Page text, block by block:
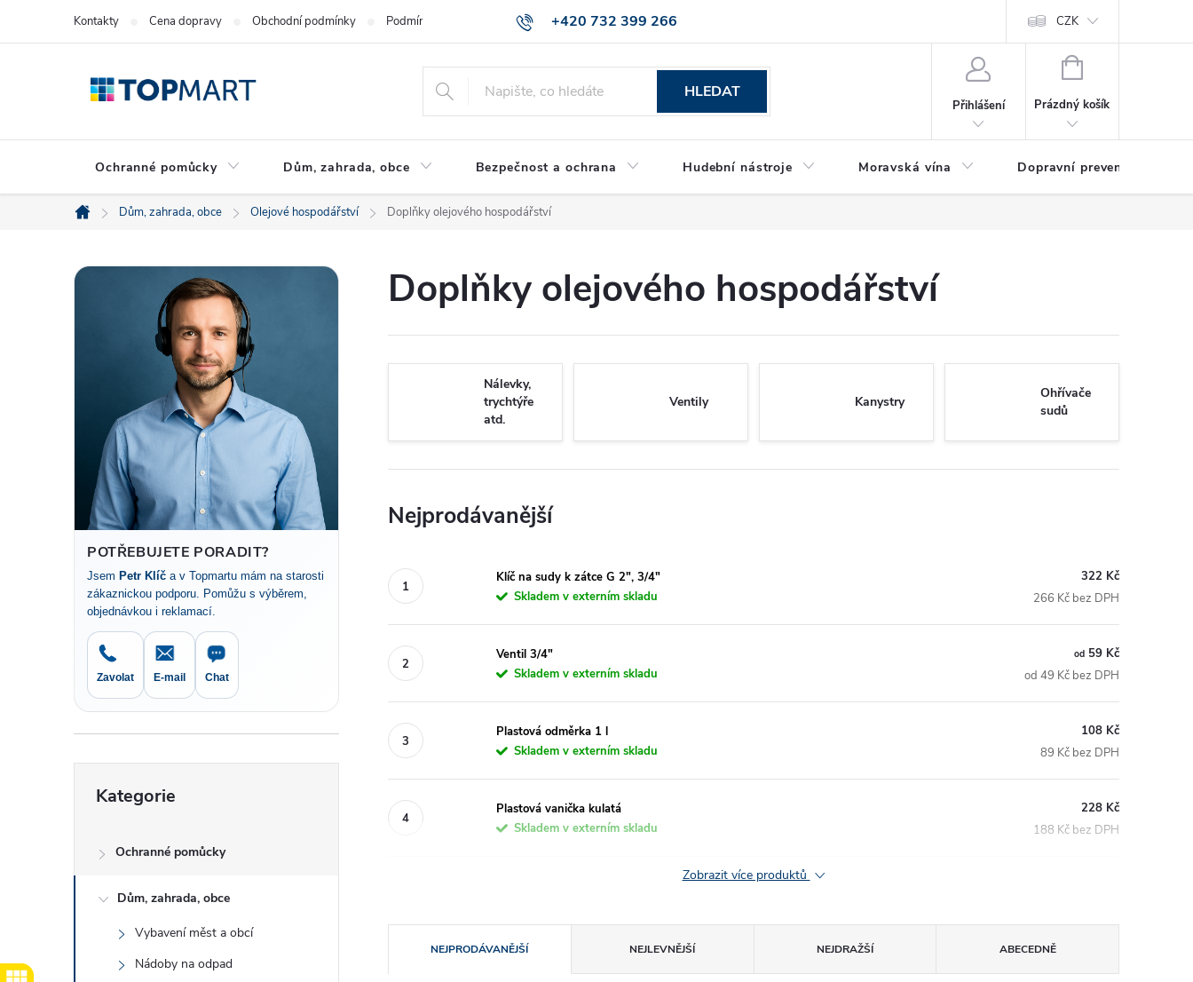
+420 732 399 266
Kontakty Cena dopravy Obchodní podmínky Podmínky ochrany osobních údajů Reklamace zboží CZK
HLEDAT
Přihlášení
NÁKUPNÍ
Prázdný košík
Ochranné pomůcky Dům, zahrada, obce Bezpečnost a ochrana Hudební nástroje Moravská vína Dopravní prevence
Domů
Dům, zahrada, obce Olejové hospodářství Doplňky olejového hospodářství
P
a
n
n
p
a
n
l
POTŘEBUJETE PORADIT?
Jsem Petr Klíč a v Topmartu mám na starosti
zákaznickou podporu. Pomůžu s výběrem,
objednávkou i reklamací.
Zavolat E-mail Chat
kategorie
Kategorie
Ochranné pomůcky
Dům, zahrada, obce
Vybavení měst a obcí
Nádoby na odpad
Doplňky olejového hospodářství
Nálevky,
trychtýře
atd.
Ventily Kanystry
Ohřívače
sudů
Nejprodávanější
Klíč na sudy k zátce G 2", 3/4"
Skladem v externím skladu
322 Kč
266 Kč bez DPH
Ventil 3/4"
Skladem v externím skladu
od 59 Kč
od 49 Kč bez DPH
Plastová odměrka 1 l
Skladem v externím skladu
108 Kč
89 Kč bez DPH
Plastová vanička kulatá
Skladem v externím skladu
228 Kč
188 Kč bez DPH
Zobrazit více produktů
NEJPRODÁVANĚJŠÍ NEJLEVNĚJŠÍ NEJDRAŽŠÍ ABECEDNĚ